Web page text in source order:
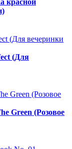
красной
(Для
Green (Розовое